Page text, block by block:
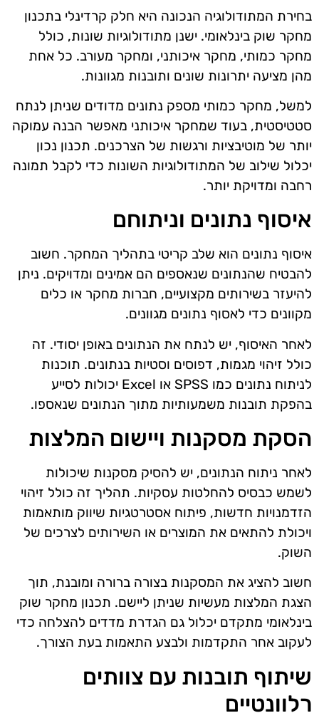
בחירת המתודולוגיה הנכונה היא חלק קרדינלי בתכנון
מחקר שוק בינלאומי. ישנן מתודולוגיות שונות, כולל
מחקר כמותי, מחקר איכותני, ומחקר מעורב. כל אחת
מהן מציעה יתרונות שונים ותובנות מגוונות.
למשל, מחקר כמותי מספק נתונים מדודים שניתן לנתח
סטטיסטית, בעוד שמחקר איכותני מאפשר הבנה עמוקה
יותר של מוטיבציות ורגשות של הצרכנים. תכנון נכון
יכלול שילוב של המתודולוגיות השונות כדי לקבל תמונה
רחבה ומדויקת יותר.
איסוף נתונים וניתוחם
איסוף נתונים הוא שלב קריטי בתהליך המחקר. חשוב
להבטיח שהנתונים שנאספים הם אמינים ומדויקים. ניתן
להיעזר בשירותים מקצועיים, חברות מחקר או כלים
מקוונים כדי לאסוף נתונים מגוונים.
לאחר האיסוף, יש לנתח את הנתונים באופן יסודי. זה
כולל זיהוי מגמות, דפוסים וסטיות בנתונים. תוכנות
לניתוח נתונים כמו SPSS או Excel יכולות לסייע
בהפקת תובנות משמעותיות מתוך הנתונים שנאספו.
הסקת מסקנות ויישום המלצות
לאחר ניתוח הנתונים, יש להסיק מסקנות שיכולות
לשמש כבסיס להחלטות עסקיות. תהליך זה כולל זיהוי
הזדמנויות חדשות, פיתוח אסטרטגיות שיווק מותאמות
ויכולת להתאים את המוצרים או השירותים לצרכים של
השוק.
חשוב להציג את המסקנות בצורה ברורה ומובנת, תוך
הצגת המלצות מעשיות שניתן ליישם. תכנון מחקר שוק
בינלאומי מתקדם יכלול גם הגדרת מדדים להצלחה כדי
לעקוב אחר התקדמות ולבצע התאמות בעת הצורך.
שיתוף תובנות עם צוותים
רלוונטיים